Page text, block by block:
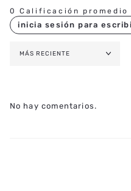
0 Calificación promedio
MÁS RECIENTE
No hay comentarios.